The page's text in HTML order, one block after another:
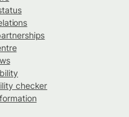
checker